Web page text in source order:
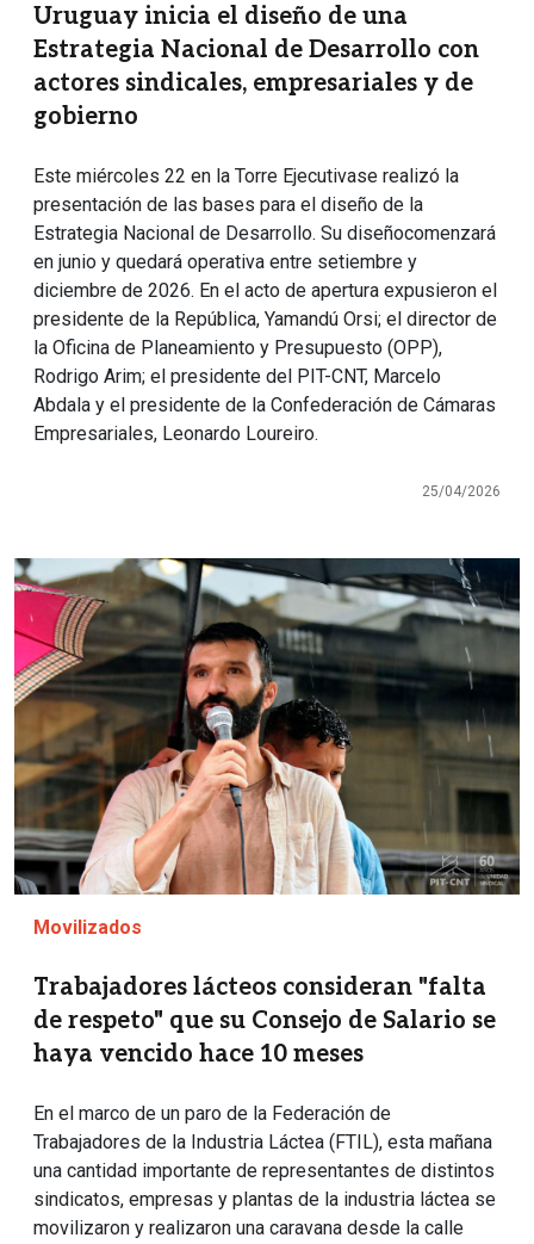
Uruguay inicia el diseño de una
Estrategia Nacional de Desarrollo con
actores sindicales, empresariales y de
gobierno
Este miércoles 22 en la Torre Ejecutivase realizó la
presentación de las bases para el diseño de la
Estrategia Nacional de Desarrollo. Su diseñocomenzará
en junio y quedará operativa entre setiembre y
diciembre de 2026. En el acto de apertura expusieron el
presidente de la República, Yamandú Orsi; el director de
la Oficina de Planeamiento y Presupuesto (OPP),
Rodrigo Arim; el presidente del PIT-CNT, Marcelo
Abdala y el presidente de la Confederación de Cámaras
Empresariales, Leonardo Loureiro.
25/04/2026
Imagen
Movilizados
Trabajadores lácteos consideran "falta
de respeto" que su Consejo de Salario se
haya vencido hace 10 meses
En el marco de un paro de la Federación de
Trabajadores de la Industria Láctea (FTIL), esta mañana
una cantidad importante de representantes de distintos
sindicatos, empresas y plantas de la industria láctea se
movilizaron y realizaron una caravana desde la calle